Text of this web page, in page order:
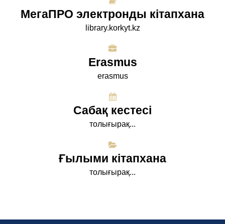
МегаПРО электронды кітапхана
library.korkyt.kz
Erasmus
erasmus
Сабақ кестесі
толығырақ...
Ғылыми кітапхана
толығырақ...